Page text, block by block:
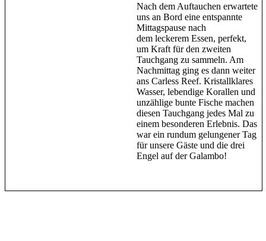
Nach dem Auftauchen erwartete
uns an Bord eine entspannte
Mittagspause nach
dem leckerem Essen, perfekt,
um Kraft für den zweiten
Tauchgang zu sammeln. Am
Nachmittag ging es dann weiter
ans Carless Reef. Kristallklares
Wasser, lebendige Korallen und
unzählige bunte Fische machen
diesen Tauchgang jedes Mal zu
einem besonderen Erlebnis. Das
war ein rundum gelungener Tag
für unsere Gäste und die drei
Engel auf der Galambo!